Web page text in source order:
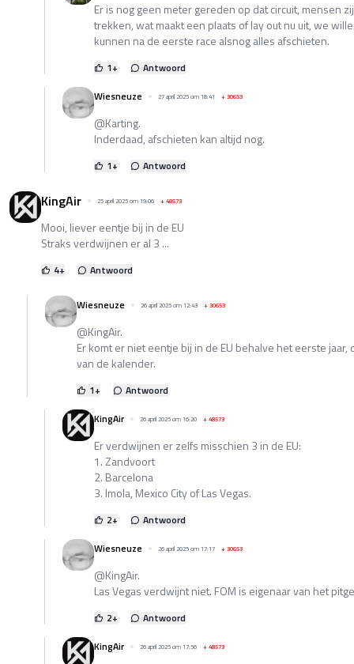
Er is nog geen meter gereden op dat circuit, mensen
trekken, wat maakt een plaats of lay out nu uit, we
kunnen na de eerste race alsnog alles afschieten.
1+
Antwoord
Wiesneuze
27 april 2025 om 18:41 +30653
@Karting.
Inderdaad, afschieten kan altijd nog.
1+ Antwoord
KingAir 25 april 2025 om 19:06 +48573
Mooi, liever eentje bij in de EU
Straks verdwijnen er al 3 ...
4+ Antwoord
Wiesneuze 26 april 2025 om 12:43 +30653
@KingAir.
Er komt er niet eentje bij in de EU behalve het eerste
van de kalender.
1+
Antwoord
KingAir
26 april 2025 om 16:20 +48573
Er verdwijnen er zelfs misschien 3 in de EU:
1. Zandvoort
2. Barcelona
3. Imola, Mexico City of Las Vegas.
2+
Antwoord
Wiesneuze
26 april 2025 om 17:17 +30653
@KingAir.
Las Vegas verdwijnt niet. FOM is eigenaar van het
2+
Antwoord
KingAir
26 april 2025 om 17:56 +48573